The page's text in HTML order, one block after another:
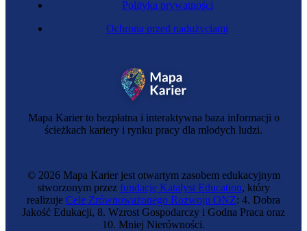
Mapa Karier to bezpłatna i interaktywna baza informacji o
ścieżkach kariery i rynku pracy dla młodych ludzi.
Polityka prywatności
Ochrona przed nadużyciami
© 2026 Mapa Karier jest otwartym zasobem edukacyjnym
stworzonym przez fundację Katalyst Education, który
realizuje Cele Zrównoważonego Rozwoju ONZ: 4. Dobra
Jakość Edukacji, 8. Wzrost Gospodarczy i Godna Praca oraz
10. Mniej Nierówności.